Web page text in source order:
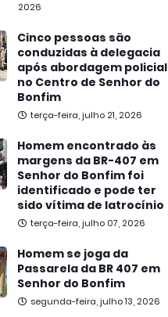
2026
Cinco pessoas são
conduzidas à delegacia
após abordagem policial
no Centro de Senhor do
Bonfim
terça-feira, julho 21, 2026
Homem encontrado às
margens da BR-407 em
Senhor do Bonfim foi
identificado e pode ter
sido vítima de latrocínio
terça-feira, julho 07, 2026
Homem se joga da
Passarela da BR 407 em
Senhor do Bonfim
segunda-feira, julho 13, 2026